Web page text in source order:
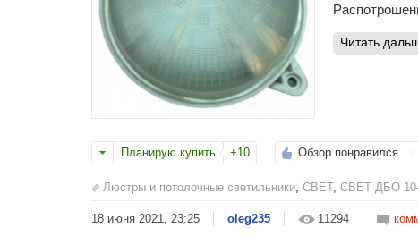
читать
Планирую купить +10 Обзор понравился
Люстры и потолочные светильники, СВЕТ, СВЕТ ДБО
18 июня 2021, 23:25 oleg235 11294